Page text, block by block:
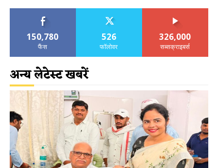
150,780
फैंस
526
फॉलोवर
326,000
सब्सक्राइबर्स
अन्य लेटेस्ट खबरें